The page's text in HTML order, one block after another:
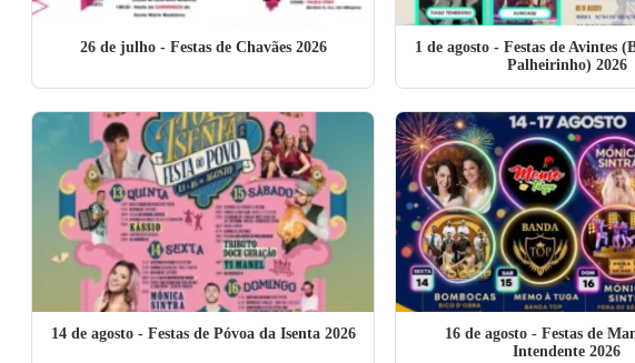
26 de julho- Festas de Chavães 2026 1 de agosto - Festas de Avintes
Palheirinho) 2026
14 de agosto- Festas de Póvoa da Isenta 2026 16 de agosto - Festas de
Intendente 2026